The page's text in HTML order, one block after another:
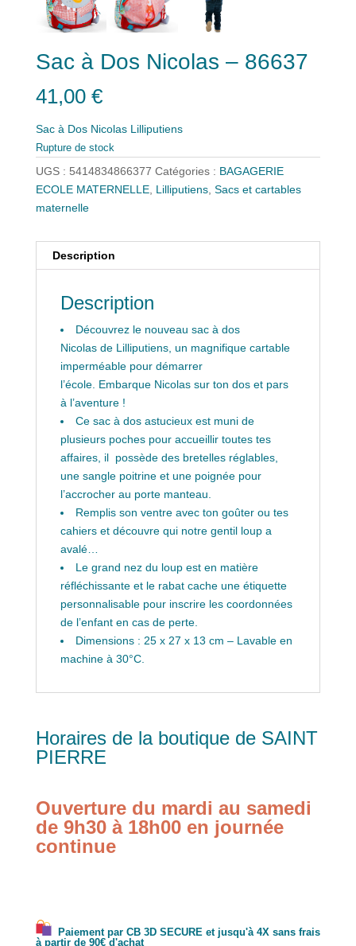
Sac à Dos Nicolas – 86637
41,00 €
Sac à Dos Nicolas Lilliputiens
Rupture de stock
UGS : 5414834866377 Catégories : BAGAGERIE
ECOLE MATERNELLE, Lilliputiens, Sacs et cartables
maternelle
Description
Description
Découvrez le nouveau sac à dos
Nicolas de Lilliputiens, un magnifique cartable
imperméable pour démarrer
l’école. Embarque Nicolas sur ton dos et pars
à l’aventure !
Ce sac à dos astucieux est muni de
plusieurs poches pour accueillir toutes tes
affaires, il possède des bretelles réglables,
une sangle poitrine et une poignée pour
l’accrocher au porte manteau.
Remplis son ventre avec ton goûter ou tes
cahiers et découvre qui notre gentil loup a
avalé…
Le grand nez du loup est en matière
réfléchissante et le rabat cache une étiquette
personnalisable pour inscrire les coordonnées
de l’enfant en cas de perte.
Dimensions : 25 x 27 x 13 cm – Lavable en
machine à 30°C.
Horaires de la boutique de SAINT
PIERRE
Ouverture du mardi au samedi
de 9h30 à 18h00 en journée
continue
Paiement par CB 3D SECURE et jusqu'à 4X sans frais
à partir de 90€ d'achat